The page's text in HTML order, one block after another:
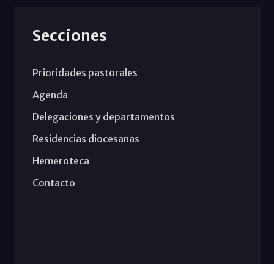
Secciones
Prioridades pastorales
Agenda
Delegaciones y departamentos
Residencias diocesanas
Hemeroteca
Contacto